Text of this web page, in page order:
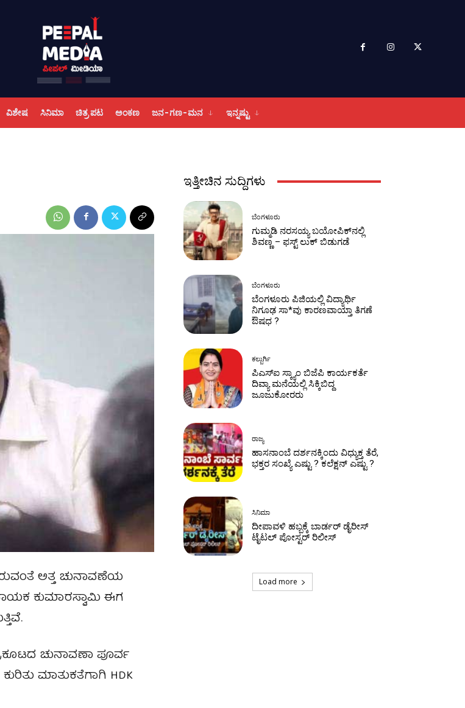
ವಿಶೇಷ ಸಿನಿಮಾ ಚಿತ್ರ ಪಟ ಅಂಕಣ ಜನ-ಗಣ-ಮನ ಇನ್ನಷ್ಟು
ಅತ್ತ ಚುನಾವಣೆಯ
ಕುಮಾರಸ್ವಾಮಿ ಈಗ
ಚುನಾವಣಾ ಪೂರ್ವ
ಮಾತುಕತೆಗಾಗಿ HDK
ಇತ್ತೀಚಿನ ಸುದ್ದಿಗಳು
ಬೆಂಗಳೂರು
ಗುಮ್ಮಡಿ ನರಸಯ್ಯ ಬಯೋಪಿಕ್‌ನಲ್ಲಿ
ಶಿವಣ್ಣ – ಫಸ್ಟ್‌ ಲುಕ್‌ ಬಿಡುಗಡೆ
ಬೆಂಗಳೂರು
ಬೆಂಗಳೂರು ಪಿಜಿಯಲ್ಲಿ ವಿದ್ಯಾರ್ಥಿ
ನಿಗೂಢ ಸಾ*ವು ಕಾರಣವಾಯ್ತಾ ತಿಗಣೆ
ಔಷಧ ?
ಕಲ್ಬುರ್ಗಿ
ಪಿಎಸ್‌ಐ ಸ್ಕ್ಯಾಂ ಬಿಜೆಪಿ ಕಾರ್ಯಕರ್ತೆ
ದಿವ್ಯಾ ಮನೆಯಲ್ಲಿ ಸಿಕ್ಕಿಬಿದ್ದ
ಜೂಜುಕೋರರು
ರಾಜ್ಯ
ಹಾಸನಾಂಬೆ ದರ್ಶನಕ್ಕಿಂದು ವಿಧ್ಯುಕ್ತ ತೆರೆ,
ಭಕ್ತರ ಸಂಖ್ಯೆ ಎಷ್ಟು ? ಕಲೆಕ್ಷನ್‌ ಎಷ್ಟು ?
ಸಿನಿಮಾ
ದೀಪಾವಳಿ ಹಬ್ಬಕ್ಕೆ ಬಾರ್ಡರ್ ಡೈರೀಸ್
ಟೈಟಲ್ ಪೋಸ್ಟರ್ ರಿಲೀಸ್
Load more